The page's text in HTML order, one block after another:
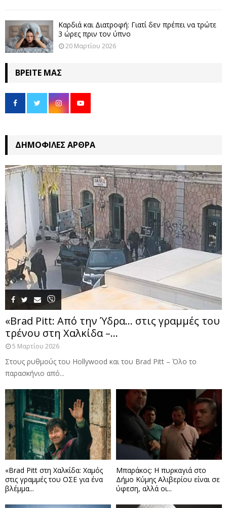
Καρδιά και Διατροφή: Γιατί δεν πρέπει να τρώτε
3 ώρες πριν τον ύπνο
20 Μαρτίου 2026
ΒΡΕΊΤΕ ΜΑΣ
ΔΗΜΟΦΙΛΈΣ ΆΡΘΡΑ
«Brad Pitt: Από την Ύδρα… στις γραμμές του
τρένου στη Χαλκίδα –...
5 Μαρτίου 2026
Στους ρυθμούς του Hollywood και του Brad Pitt – Όλο το
παρασκήνιο από...
«Brad Pitt στη Χαλκίδα: Χαμός
στις γραμμές του ΟΣΕ για ένα
βλέμμα...
Μπαράκος: Η πυρκαγιά στο
Δήμο Κύμης Αλιβερίου είναι σε
ύφεση, αλλά οι...